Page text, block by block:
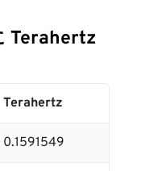
Terahertz
Terahertz
0.1591549